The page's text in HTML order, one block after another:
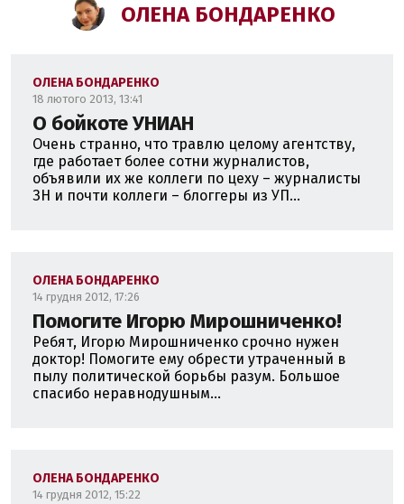
ОЛЕНА БОНДАРЕНКО
ОЛЕНА БОНДАРЕНКО
18 лютого 2013, 13:41
О бойкоте УНИАН
Очень странно, что травлю целому агентству,
где работает более сотни журналистов,
объявили их же коллеги по цеху – журналисты
ЗН и почти коллеги – блоггеры из УП...
ОЛЕНА БОНДАРЕНКО
14 грудня 2012, 17:26
Помогите Игорю Мирошниченко!
Ребят, Игорю Мирошниченко срочно нужен
доктор! Помогите ему обрести утраченный в
пылу политической борьбы разум. Большое
спасибо неравнодушным...
ОЛЕНА БОНДАРЕНКО
14 грудня 2012, 15:22